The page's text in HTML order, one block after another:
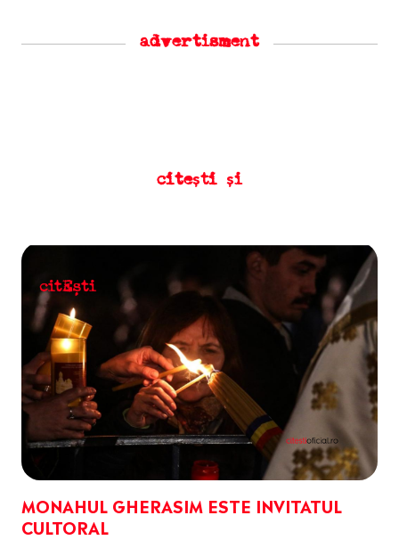
advertisment
citești și
MONAHUL GHERASIM ESTE INVITATUL
CULTORAL